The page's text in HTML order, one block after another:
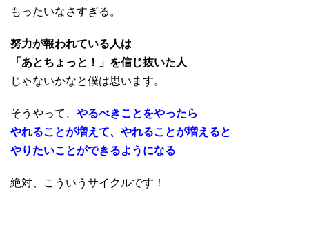
もったいなさすぎる。
努力が報われている人は
「あとちょっと！」を信じ抜いた人
じゃないかなと僕は思います。
そうやって、 やるべきことをやったら
やれることが増えて、やれることが増えると
やりたいことができるようになる
絶対、こういうサイクルです！